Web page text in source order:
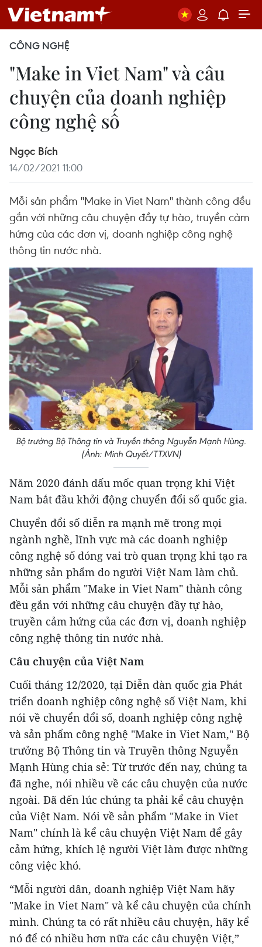
CÔNG NGHỆ
"Make in Viet Nam" và câu
chuyện của doanh nghiệp
công nghệ số
Ngọc Bích
14/02/2021 11:00
Mỗi sản phẩm "Make in Viet Nam" thành công đều
gắn với những câu chuyện đầy tự hào, truyền cảm
hứng của các đơn vị, doanh nghiệp công nghệ
thông tin nước nhà.
Bộ trưởng Bộ Thông tin và Truyền thông Nguyễn Mạnh Hùng.
(Ảnh: Minh Quyết/TTXVN)
Năm 2020 đánh dấu mốc quan trọng khi Việt
Nam bắt đầu khởi động chuyển đổi số quốc gia.
Chuyển đổi số diễn ra mạnh mẽ trong mọi
ngành nghề, lĩnh vực mà các doanh nghiệp
công nghệ số đóng vai trò quan trọng khi tạo ra
những sản phẩm do người Việt Nam làm chủ.
Mỗi sản phẩm "Make in Viet Nam" thành công
đều gắn với những câu chuyện đầy tự hào,
truyền cảm hứng của các đơn vị, doanh nghiệp
công nghệ thông tin nước nhà.
Câu chuyện của Việt Nam
Cuối tháng 12/2020, tại Diễn đàn quốc gia Phát
triển doanh nghiệp công nghệ số Việt Nam, khi
nói về chuyển đổi số, doanh nghiệp công nghệ
và sản phẩm công nghệ "Make in Viet Nam," Bộ
trưởng Bộ Thông tin và Truyền thông Nguyễn
Mạnh Hùng chia sẻ: Từ trước đến nay, chúng ta
đã nghe, nói nhiều về các câu chuyện của nước
ngoài. Đã đến lúc chúng ta phải kể câu chuyện
của Việt Nam. Nói về sản phẩm "Make in Viet
Nam" chính là kể câu chuyện Việt Nam để gây
cảm hứng, khích lệ người Việt làm được những
công việc khó.
“Mỗi người dân, doanh nghiệp Việt Nam hãy
"Make in Viet Nam" và kể câu chuyện của chính
mình. Chúng ta có rất nhiều câu chuyện, hãy kể
nó để có nhiều hơn nữa các câu chuyện Việt,”